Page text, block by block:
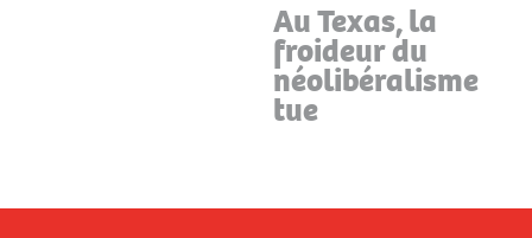
Au Texas, la
froideur du
néolibéralisme
tue